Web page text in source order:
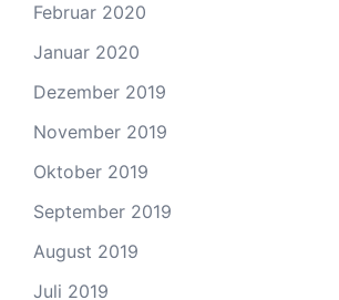
Februar 2020
Januar 2020
Dezember 2019
November 2019
Oktober 2019
September 2019
August 2019
Juli 2019